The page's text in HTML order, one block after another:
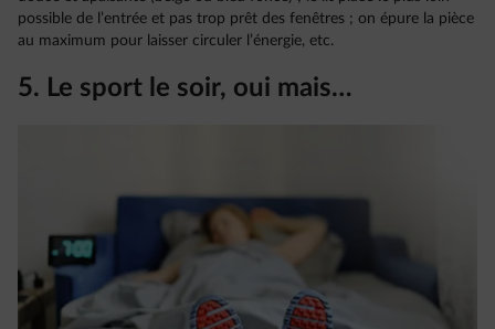
possible de l’entrée et pas trop prêt des fenêtres ; on épure la pièce
au maximum pour laisser circuler l’énergie, etc.
5. Le sport le soir, oui mais…